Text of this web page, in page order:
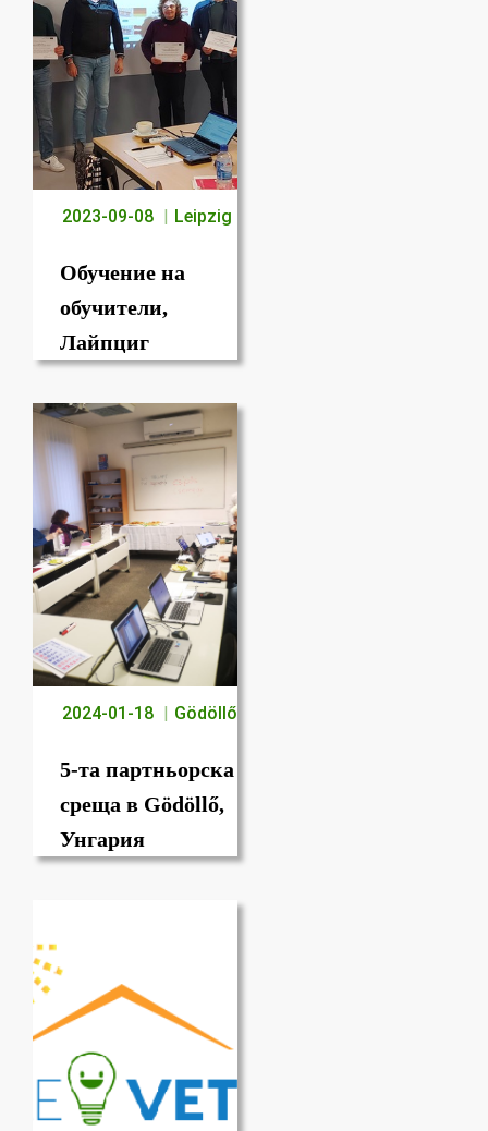
2023-09-08 Leipzig
Обучение на
обучители,
Лайпциг
2024-01-18 Gödöllő
5-та партньорска
среща в Gödöllő,
Унгария